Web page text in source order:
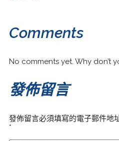
Comments
No comments yet. Why don’t
發佈留言
發佈留言必須填寫的電子郵件地
*